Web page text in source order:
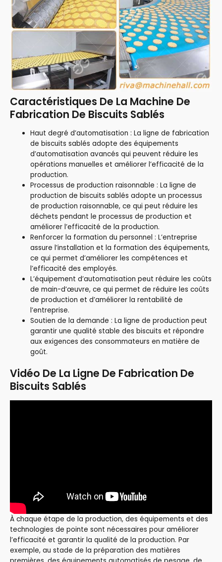
Caractéristiques De La Machine De
Fabrication De Biscuits Sablés
Haut degré d’automatisation : La ligne de fabrication
de biscuits sablés adopte des équipements
d’automatisation avancés qui peuvent réduire les
opérations manuelles et améliorer l’efficacité de la
production.
Processus de production raisonnable : La ligne de
production de biscuits sablés adopte un processus
de production raisonnable, ce qui peut réduire les
déchets pendant le processus de production et
améliorer l’efficacité de la production.
Renforcer la formation du personnel : L’entreprise
assure l’installation et la formation des équipements,
ce qui permet d’améliorer les compétences et
l’efficacité des employés.
L’équipement d’automatisation peut réduire les coûts
de main-d’œuvre, ce qui permet de réduire les coûts
de production et d’améliorer la rentabilité de
l’entreprise.
Soutien de la demande : La ligne de production peut
garantir une qualité stable des biscuits et répondre
aux exigences des consommateurs en matière de
goût.
Vidéo De La Ligne De Fabrication De
Biscuits Sablés
À chaque étape de la production, des équipements et des
technologies de pointe sont nécessaires pour améliorer
l’efficacité et garantir la qualité de la production. Par
exemple, au stade de la préparation des matières